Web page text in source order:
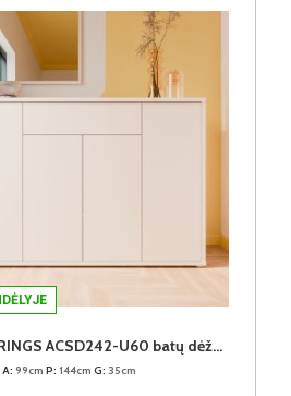
ALICE SPRINGS ACSD242-U60 batų dėžė-komoda
A: 99cm P: 144cm G: 35cm